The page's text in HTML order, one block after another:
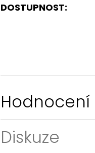
DOSTUPNOST:
Hodnocení
Diskuze